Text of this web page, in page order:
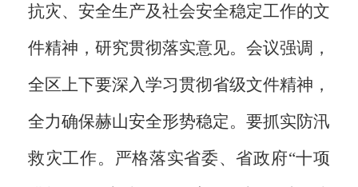
抗灾、安全生产及社会安全稳定工作的文
件精神，研究贯彻落实意见。会议强调，
全区上下要深入学习贯彻省级文件精神，
全力确保赫山安全形势稳定。要抓实防汛
救灾工作。严格落实省委、省政府“十项